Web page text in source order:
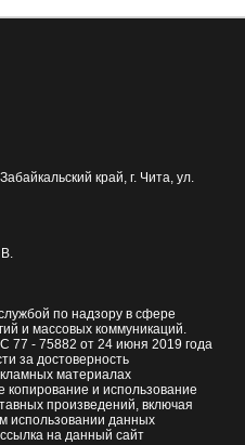
край, г. Чита, ул.
по надзору в сфере
и массовых коммуникаций.
- 75882 от 24 июня 2019 года
за достоверность
материалах
и использование
произведений, включая
использовании данных
на данный сайт